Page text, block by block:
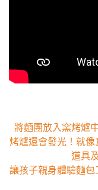
將麵團放入窯烤爐
烤爐還會發光！就
道具
讓孩子親身體驗麵